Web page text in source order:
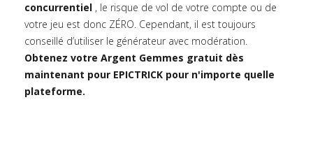
concurrentiel , le risque de vol de votre compte ou de
votre jeu est donc ZÉRO. Cependant, il est toujours
conseillé d’utiliser le générateur avec modération.
Obtenez votre Argent Gemmes gratuit dès
maintenant pour EPICTRICK pour n'importe quelle
plateforme.